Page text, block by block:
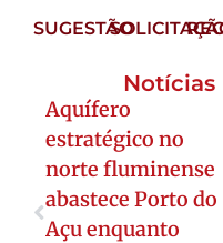
SUGESTÃO
Notícias
Aquífero
estratégico no
norte fluminense
abastece Porto do
Açu enquanto